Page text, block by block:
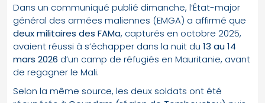
Dans un communiqué publié dimanche, l’État-major
général des armées maliennes (EMGA) a affirmé que
deux militaires des FAMa, capturés en octobre 2025,
avaient réussi à s’échapper dans la nuit du 13 au 14
mars 2026 d’un camp de réfugiés en Mauritanie, avant
de regagner le Mali.
Selon la même source, les deux soldats ont été